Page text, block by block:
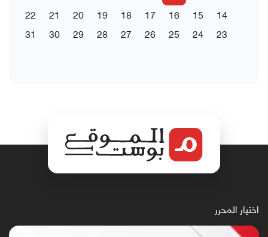
14
15
16
17
18
19
20
21
22
23
24
25
26
27
28
29
30
31
اختيار المحرر